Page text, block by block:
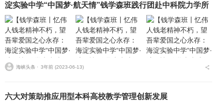
淀实验中学“中国梦·航天情”钱学森班践行团赴中科院力学所
活动
海峡头条 ⋅ 3年前 (2023-06-13)
六大对策助推应用型本科高校教学管理创新发展